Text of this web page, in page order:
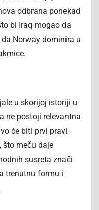
odbrana ponekad
bi Iraq mogao da
Norway dominira u
u skorijoj istoriji u
ne postoji relevantna
će biti prvi pravi
što meču daje
susreta znači
trenutnu formu i